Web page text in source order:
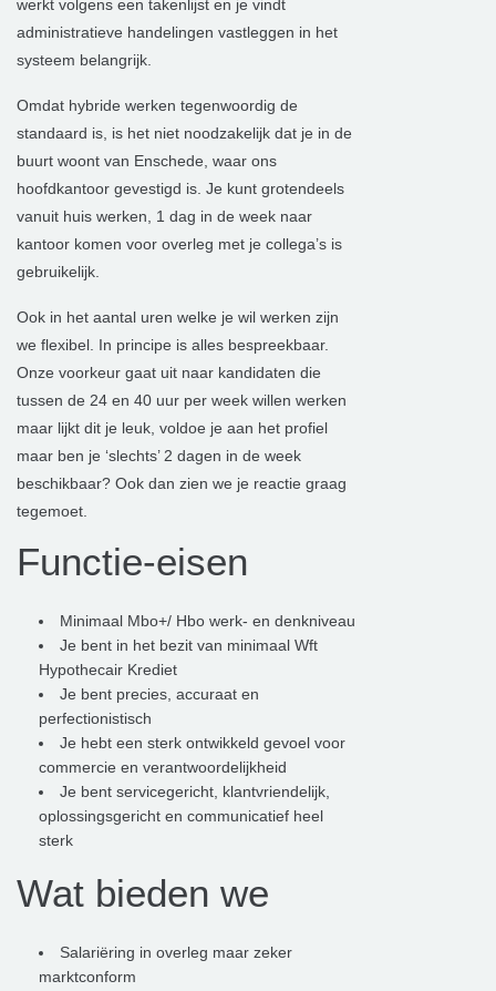
werkt volgens een takenlijst en je vindt
administratieve handelingen vastleggen in het
systeem belangrijk.
Omdat hybride werken tegenwoordig de
standaard is, is het niet noodzakelijk dat je in de
buurt woont van Enschede, waar ons
hoofdkantoor gevestigd is. Je kunt grotendeels
vanuit huis werken, 1 dag in de week naar
kantoor komen voor overleg met je collega’s is
gebruikelijk.
Ook in het aantal uren welke je wil werken zijn
we flexibel. In principe is alles bespreekbaar.
Onze voorkeur gaat uit naar kandidaten die
tussen de 24 en 40 uur per week willen werken
maar lijkt dit je leuk, voldoe je aan het profiel
maar ben je ‘slechts’ 2 dagen in de week
beschikbaar? Ook dan zien we je reactie graag
tegemoet.
Functie-eisen
Minimaal Mbo+/ Hbo werk- en denkniveau
Je bent in het bezit van minimaal Wft
Hypothecair Krediet
Je bent precies, accuraat en
perfectionistisch
Je hebt een sterk ontwikkeld gevoel voor
commercie en verantwoordelijkheid
Je bent servicegericht, klantvriendelijk,
oplossingsgericht en communicatief heel
sterk
Wat bieden we
Salariëring in overleg maar zeker
marktconform